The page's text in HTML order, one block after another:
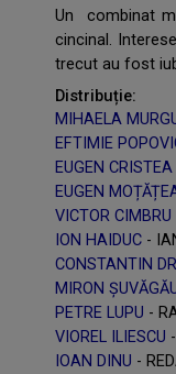
Un combinat
cincinal.
trecut au fost
Distribuție:
MIHAELA
EFTIMIE
EUGEN CRISTEA
EUGEN
VICTOR CIMBRU
ION HAIDUC -
CONSTANTIN
MIRON
PETRE LUPU -
VIOREL ILIESCU
IOAN DINU -